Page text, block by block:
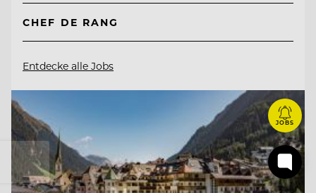
CHEF DE RANG
Entdecke alle Jobs
JOBS